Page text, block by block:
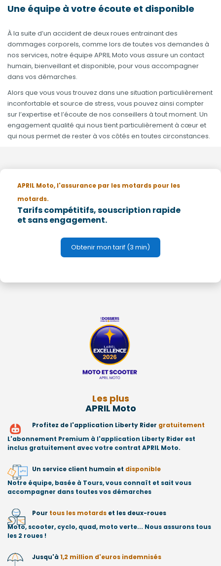
Une équipe à votre écoute et disponible
À la suite d’un accident de deux roues entrainant des
dommages corporels, comme lors de toutes vos demandes à
nos services, notre équipe APRIL Moto vous assure un contact
humain, bienveillant et disponible, pour vous accompagner
dans vos démarches.
Alors que vous vous trouvez dans une situation particulièrement
inconfortable et source de stress, vous pouvez ainsi compter
sur l’expertise et l’écoute de nos conseillers à tout moment. Un
engagement qualité qui nous tient particulièrement à cœur et
qui nous permet de rester à vos côtés en toutes circonstances.
APRIL Moto, l'assurance par les motards pour les
motards.
Tarifs compétitifs, souscription rapide
et sans engagement.
Obtenir mon tarif (3 min)
Les plus
APRIL Moto
Profitez de l'application Liberty Rider gratuitement
L'abonnement Premium à l'application Liberty Rider est
inclus gratuitement avec votre contrat APRIL Moto.
Un service client humain et disponible
Notre équipe, basée à Tours, vous connaît et sait vous
accompagner dans toutes vos démarches
Pour tous les motards et les deux-roues
Moto, scooter, cyclo, quad, moto verte... Nous assurons tous
les 2 roues !
Jusqu'à 1,2 million d'euros indemnisés